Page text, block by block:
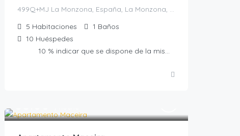
499Q+MJ La Monzona, España, La Monzona, Casas rurales en Castellón, España
5 Habitaciones 1 Baños
10 Huéspedes
10 % indicar que se dispone de la misma al reservar.